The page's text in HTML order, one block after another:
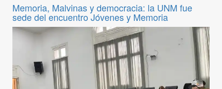
Memoria, Malvinas y democracia: la UNM fue
sede del encuentro Jóvenes y Memoria